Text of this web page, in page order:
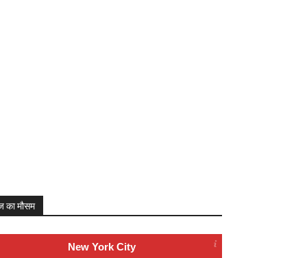
मौसम
New York City